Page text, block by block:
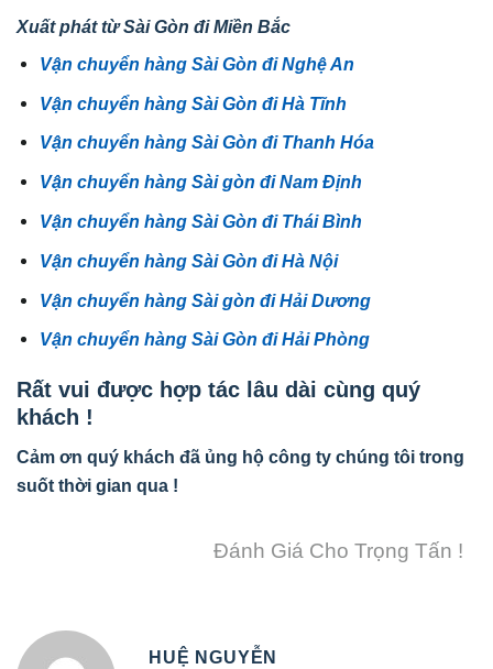
Xuất phát từ Sài Gòn đi Miền Bắc
Vận chuyển hàng Sài Gòn đi Nghệ An
Vận chuyển hàng Sài Gòn đi Hà Tĩnh
Vận chuyển hàng Sài Gòn đi Thanh Hóa
Vận chuyển hàng Sài gòn đi Nam Định
Vận chuyển hàng Sài Gòn đi Thái Bình
Vận chuyển hàng Sài Gòn đi Hà Nội
Vận chuyển hàng Sài gòn đi Hải Dương
Vận chuyển hàng Sài Gòn đi Hải Phòng
Rất vui được hợp tác lâu dài cùng quý
khách !
Cảm ơn quý khách đã ủng hộ công ty chúng tôi trong
suốt thời gian qua !
Đánh Giá Cho Trọng Tấn !
HUỆ NGUYỄN